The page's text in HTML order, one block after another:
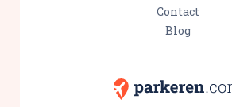
Contact
Blog